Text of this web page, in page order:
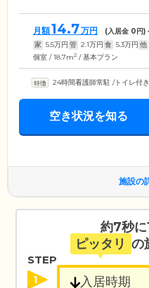
月額14.7万円 (入居金 0円)
家 5.5万円 管 2.1万円 食 5.3万円 他
個室 / 18.7m2 / 基本プラン
24時間看護師常駐 /トイレ付
空き状況を知る
施設の
約7秒に
ピッタリ の
STEP
1